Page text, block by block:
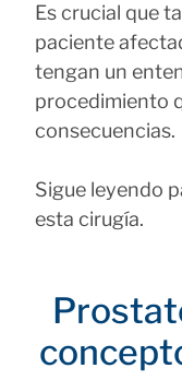
Es crucial que
paciente
tengan un
procedimiento
consecuencias.
Sigue leyendo
esta cirugía.